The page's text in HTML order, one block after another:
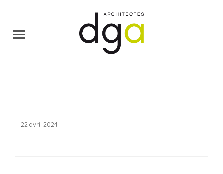
· 22 avril 2024